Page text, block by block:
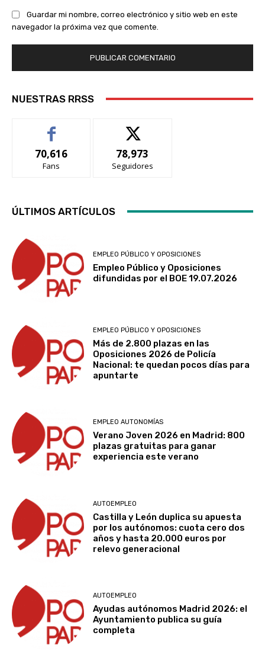
Guardar mi nombre, correo electrónico y sitio web en este
navegador la próxima vez que comente.
NUESTRAS RRSS
70,616
Fans
78,973
Seguidores
ÚLTIMOS ARTÍCULOS
EMPLEO PÚBLICO Y OPOSICIONES
Empleo Público y Oposiciones
difundidas por el BOE 19.07.2026
EMPLEO PÚBLICO Y OPOSICIONES
Más de 2.800 plazas en las
Oposiciones 2026 de Policía
Nacional: te quedan pocos días para
apuntarte
EMPLEO AUTONOMÍAS
Verano Joven 2026 en Madrid: 800
plazas gratuitas para ganar
experiencia este verano
AUTOEMPLEO
Castilla y León duplica su apuesta
por los autónomos: cuota cero dos
años y hasta 20.000 euros por
relevo generacional
AUTOEMPLEO
Ayudas autónomos Madrid 2026: el
Ayuntamiento publica su guía
completa